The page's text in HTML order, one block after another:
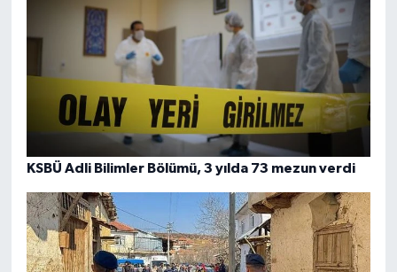
KSBÜ Adli Bilimler Bölümü, 3 yılda 73 mezun verdi